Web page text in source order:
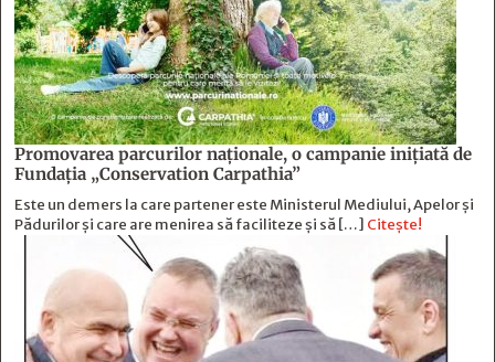
Promovarea parcurilor naționale, o campanie inițiată de
Fundația „Conservation Carpathia”
Este un demers la care partener este Ministerul Mediului, Apelor și
Pădurilor și care are menirea să faciliteze și să […] Citește!